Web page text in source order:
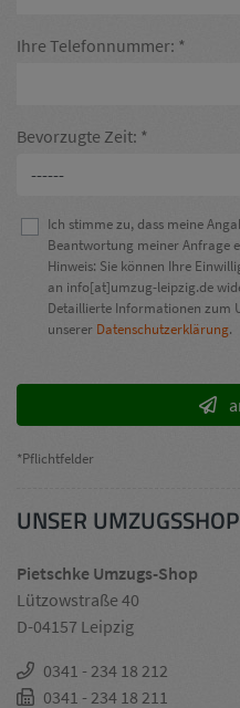
Ihre Telefonnummer:
Bevorzugte Zeit:
Ich stimme zu, dass meine
Beantwortung meiner Anfrage
Hinweis: Sie können Ihre
an info[at]umzug-leipzig.de
Detaillierte Informationen zum
unserer Datenschutzerklärung.
*Pflichtfelder
UNSER UMZUGSSHOP
Pietschke Umzugs-Shop
Lützowstraße 40
D-04157 Leipzig
0341 - 234 18 212
0341 - 234 18 211